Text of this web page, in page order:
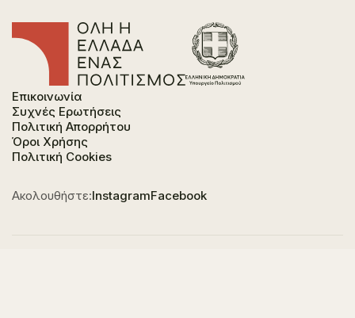
Επικοινωνία
Συχνές Ερωτήσεις
Πολιτική Απορρήτου
Όροι Χρήσης
Πολιτική Cookies
Ακολουθήστε:InstagramFacebook